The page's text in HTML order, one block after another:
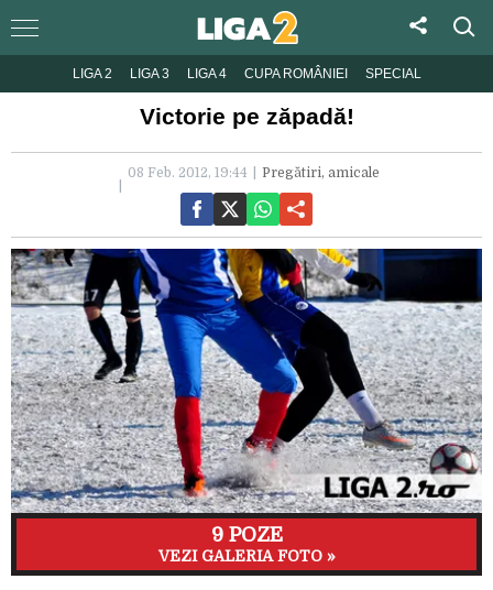
LIGA 2 LIGA 3 LIGA 4 CUPA ROMÂNIEI SPECIAL
Victorie pe zăpadă!
08 Feb. 2012, 19:44 Pregătiri, amicale
9 POZE
VEZI GALERIA FOTO »